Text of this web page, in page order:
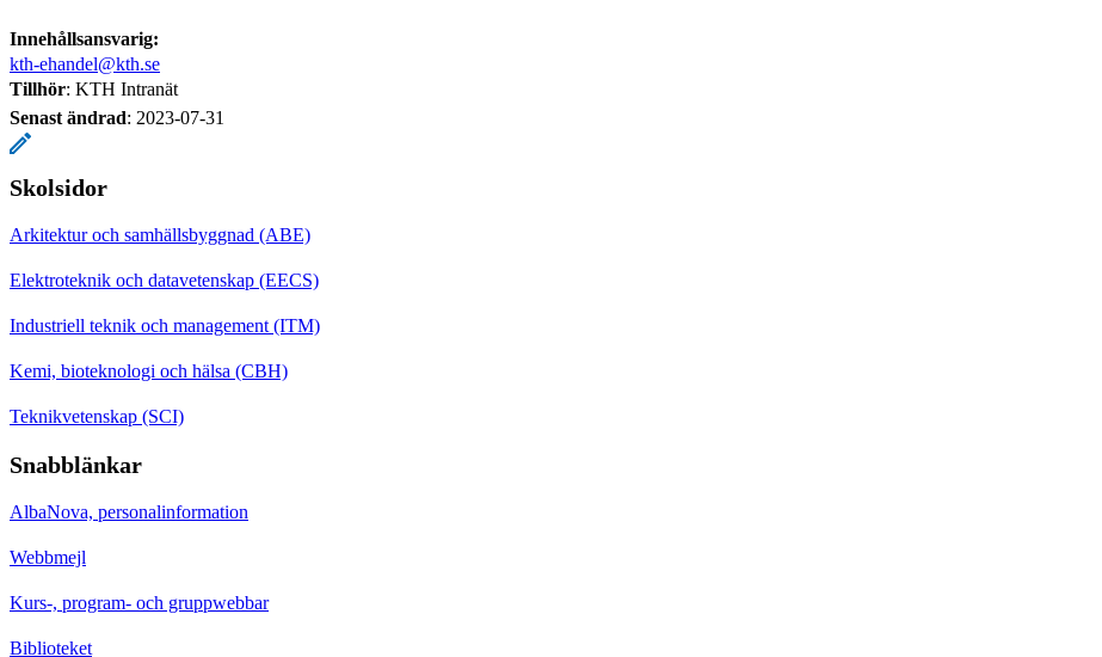
Innehållsansvarig:
kth-ehandel@kth.se
Tillhör: KTH Intranät
Senast ändrad: 2023-07-31
Skolsidor
Arkitektur och samhällsbyggnad (ABE)
Elektroteknik och datavetenskap (EECS)
Industriell teknik och management (ITM)
Kemi, bioteknologi och hälsa (CBH)
Teknikvetenskap (SCI)
Snabblänkar
AlbaNova, personalinformation
Webbmejl
Kurs-, program- och gruppwebbar
Biblioteket